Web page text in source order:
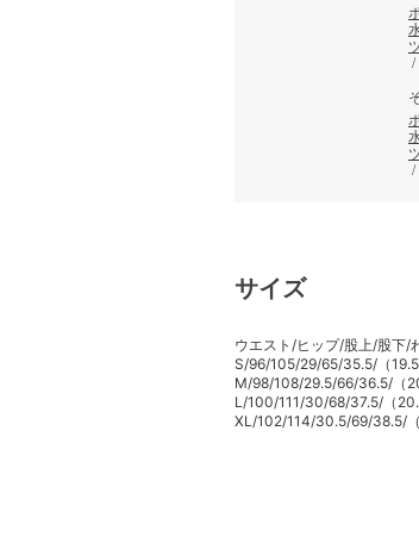
/
/
サイズ
ウエスト/ヒップ/股上/股下/
S/96/105/29/65/35.5/（
M/98/108/29.5/66/36.5/（
L/100/111/30/68/37.5/（
XL/102/114/30.5/69/38.5/